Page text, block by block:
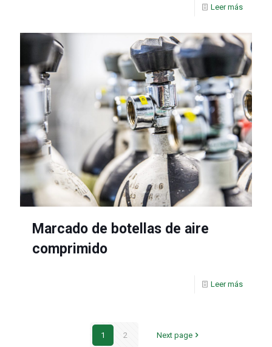
Leer más
Marcado de botellas de aire
comprimido
Leer más
1 2 Next page